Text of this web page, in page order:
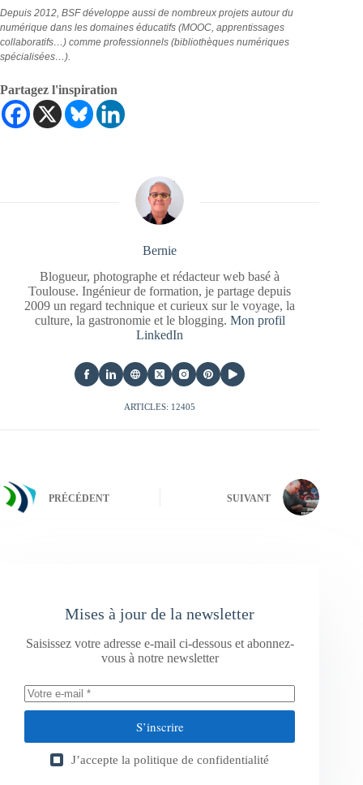
Depuis 2012, BSF développe aussi de nombreux projets autour du
numérique dans les domaines éducatifs (MOOC, apprentissages
collaboratifs…) comme professionnels (bibliothèques numériques
spécialisées…).
Partagez l'inspiration
Bernie
Blogueur, photographe et rédacteur web basé à
Toulouse. Ingénieur de formation, je partage depuis
2009 un regard technique et curieux sur le voyage, la
culture, la gastronomie et le blogging. Mon profil
LinkedIn
ARTICLES: 12405
PRÉCÉDENT SUIVANT
Mises à jour de la newsletter
Saisissez votre adresse e-mail ci-dessous et abonnez-
vous à notre newsletter
S’inscrire
J’accepte la politique de confidentialité